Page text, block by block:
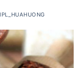
IPL_HUAHUONG